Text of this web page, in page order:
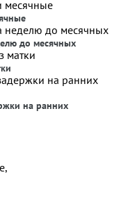
до месячных
на ранних